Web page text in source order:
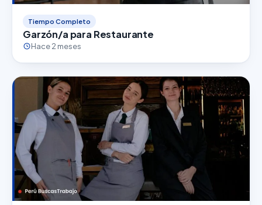
Tiempo Completo
Garzón/a para Restaurante
Hace 2 meses